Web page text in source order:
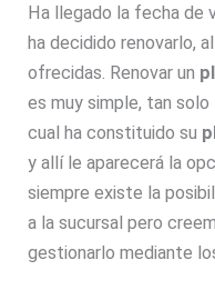
Ha llegado la fecha de
ha decidido renovarlo,
ofrecidas. Renovar un
es muy simple, tan
cual ha constituido su
y allí le aparecerá la
siempre existe la
a la sucursal pero
gestionarlo mediante